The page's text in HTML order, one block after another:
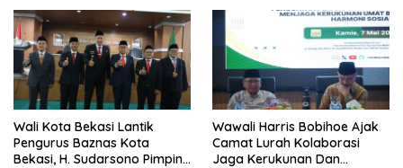
Wali Kota Bekasi Lantik
Pengurus Baznas Kota
Bekasi, H. Sudarsono Pimpin
Wawali Harris Bobihoe Ajak
Camat Lurah Kolaborasi
Jaga Kerukunan Dan